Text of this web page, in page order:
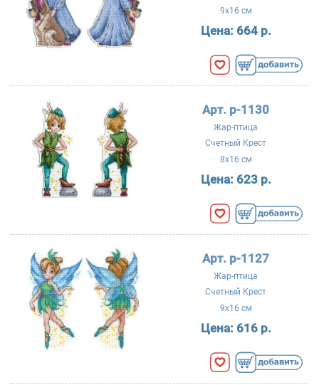
9x16 см
Цена: 664 р.
Арт. р-1130
Жар-птица
Счетный Крест
8x16 см
Цена: 623 р.
Арт. р-1127
Жар-птица
Счетный Крест
9x16 см
Цена: 616 р.